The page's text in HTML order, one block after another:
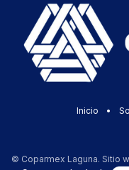
Inicio •
© Coparmex Laguna. Sitio